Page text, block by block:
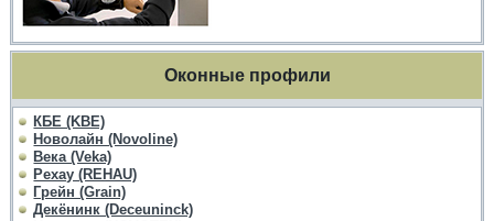
Оконные профили
КБЕ (KBE)
Новолайн (Novoline)
Века (Veka)
Рехау (REHAU)
Грейн (Grain)
Декёнинк (Deceuninck)